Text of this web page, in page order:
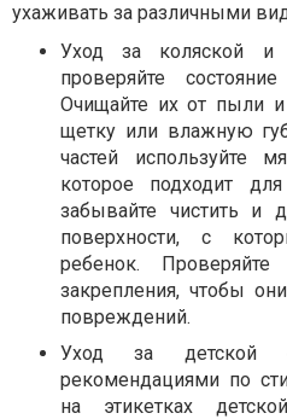
ухаживать за различными
Уход за коляской и
проверяйте
Очищайте их от пыли и
щетку или влажную
частей используйте
которое подходит
забывайте чистить и
поверхности, с
ребенок.
закрепления, чтобы
повреждений.
Уход за детской
рекомендациями по
на этикетках